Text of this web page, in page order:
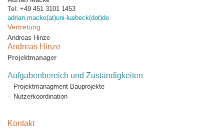
Tel: +49 451 3101 1453
adrian.macke(at)uni-luebeck(dot)de
Vertretung
Andreas Hinze
Andreas Hinze
Projektmanager
Aufgabenbereich und Zuständigkeiten
Projektmanagment Bauprojekte
Nutzerkoordination
Kontakt